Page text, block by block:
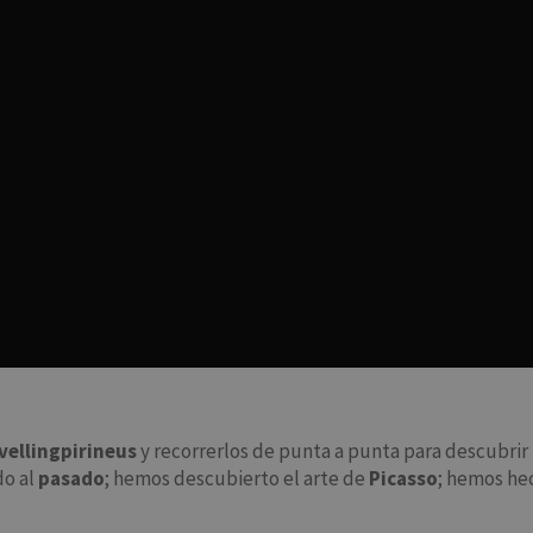
y recorrerlos de punta a punta para
al pasado; hemos descubierto el arte de Picasso; hemos